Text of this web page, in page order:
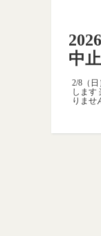
中
2/8（
します
りませ